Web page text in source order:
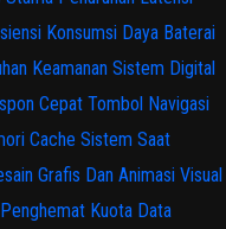
Konsumsi Daya Baterai
Keamanan Sistem Digital
Cepat Tombol Navigasi
Cache Sistem Saat
Grafis Dan Animasi Visual
Kuota Data